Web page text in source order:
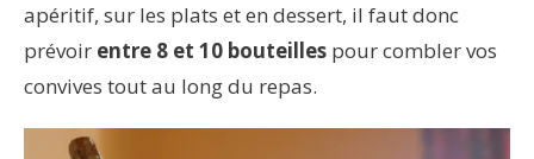
apéritif, sur les plats et en dessert, il faut donc
prévoir entre 8 et 10 bouteilles pour combler vos
convives tout au long du repas.